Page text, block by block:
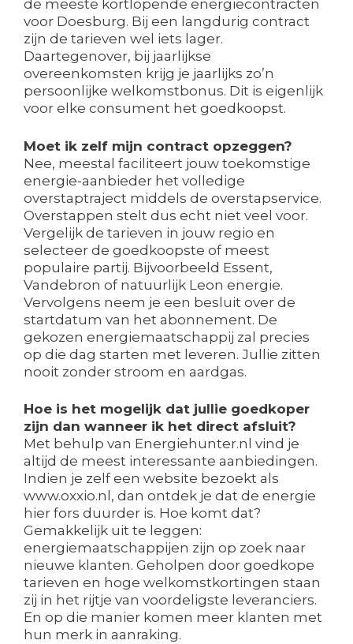
de meeste kortlopende energiecontracten
voor Doesburg. Bij een langdurig contract
zijn de tarieven wel iets lager.
Daartegenover, bij jaarlijkse
overeenkomsten krijg je jaarlijks zo’n
persoonlijke welkomstbonus. Dit is eigenlijk
voor elke consument het goedkoopst.
Moet ik zelf mijn contract opzeggen?
Nee, meestal faciliteert jouw toekomstige
energie-aanbieder het volledige
overstaptraject middels de overstapservice.
Overstappen stelt dus echt niet veel voor.
Vergelijk de tarieven in jouw regio en
selecteer de goedkoopste of meest
populaire partij. Bijvoorbeeld Essent,
Vandebron of natuurlijk Leon energie.
Vervolgens neem je een besluit over de
startdatum van het abonnement. De
gekozen energiemaatschappij zal precies
op die dag starten met leveren. Jullie zitten
nooit zonder stroom en aardgas.
Hoe is het mogelijk dat jullie goedkoper
zijn dan wanneer ik het direct afsluit?
Met behulp van Energiehunter.nl vind je
altijd de meest interessante aanbiedingen.
Indien je zelf een website bezoekt als
www.oxxio.nl, dan ontdek je dat de energie
hier fors duurder is. Hoe komt dat?
Gemakkelijk uit te leggen:
energiemaatschappijen zijn op zoek naar
nieuwe klanten. Geholpen door goedkope
tarieven en hoge welkomstkortingen staan
zij in het rijtje van voordeligste leveranciers.
En op die manier komen meer klanten met
hun merk in aanraking.